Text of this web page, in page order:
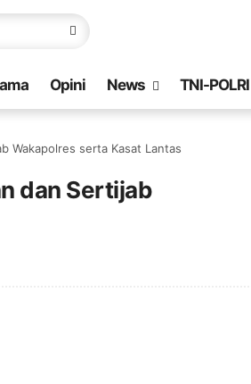
Opini News TNI-POLRI
Wakapolres serta Kasat Lantas
dan Sertijab